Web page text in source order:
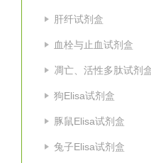
肝纤试剂盒
血栓与止血试剂盒
凋亡、活性多肽试剂
狗Elisa试剂盒
豚鼠Elisa试剂盒
兔子Elisa试剂盒